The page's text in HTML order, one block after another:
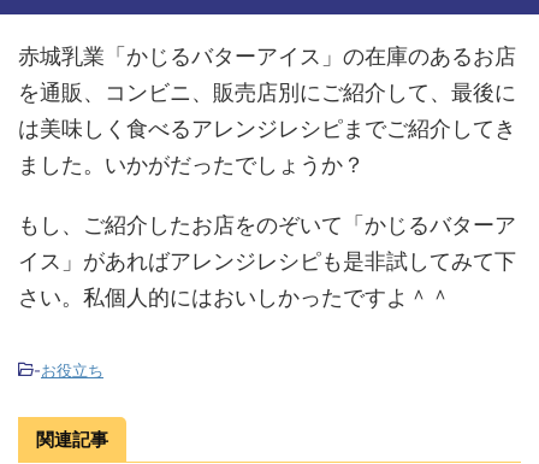
赤城乳業「かじるバターアイス」の在庫のあるお店
を通販、コンビニ、販売店別にご紹介して、最後に
は美味しく食べるアレンジレシピまでご紹介してき
ました。いかがだったでしょうか？
もし、ご紹介したお店をのぞいて「かじるバターア
イス」があればアレンジレシピも是非試してみて下
さい。私個人的にはおいしかったですよ＾＾
-お役立ち
関連記事